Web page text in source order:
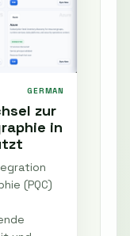
GERMAN
zur
in
(PQC)